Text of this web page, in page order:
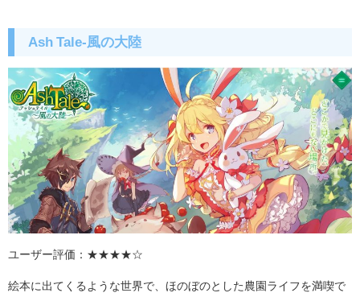
Ash Tale-風の大陸
ユーザー評価：★★★★☆
絵本に出てくるような世界で、ほのぼのとした農園ライフを満喫で